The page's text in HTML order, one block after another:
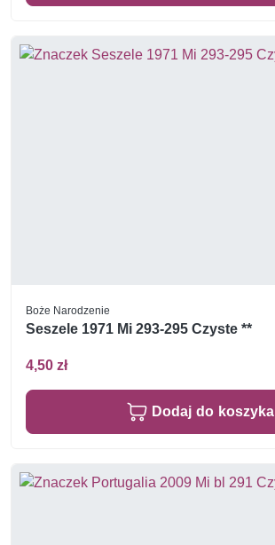
Boże Narodzenie
Seszele 1971 Mi 293-295 Czyste **
4,50 zł
Dodaj do koszyka